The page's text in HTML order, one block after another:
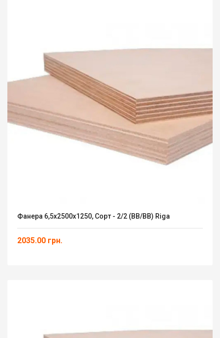
Фанера 6,5x2500x1250, Сорт - 2/2 (ВВ/ВВ) Riga
2035.00 грн.